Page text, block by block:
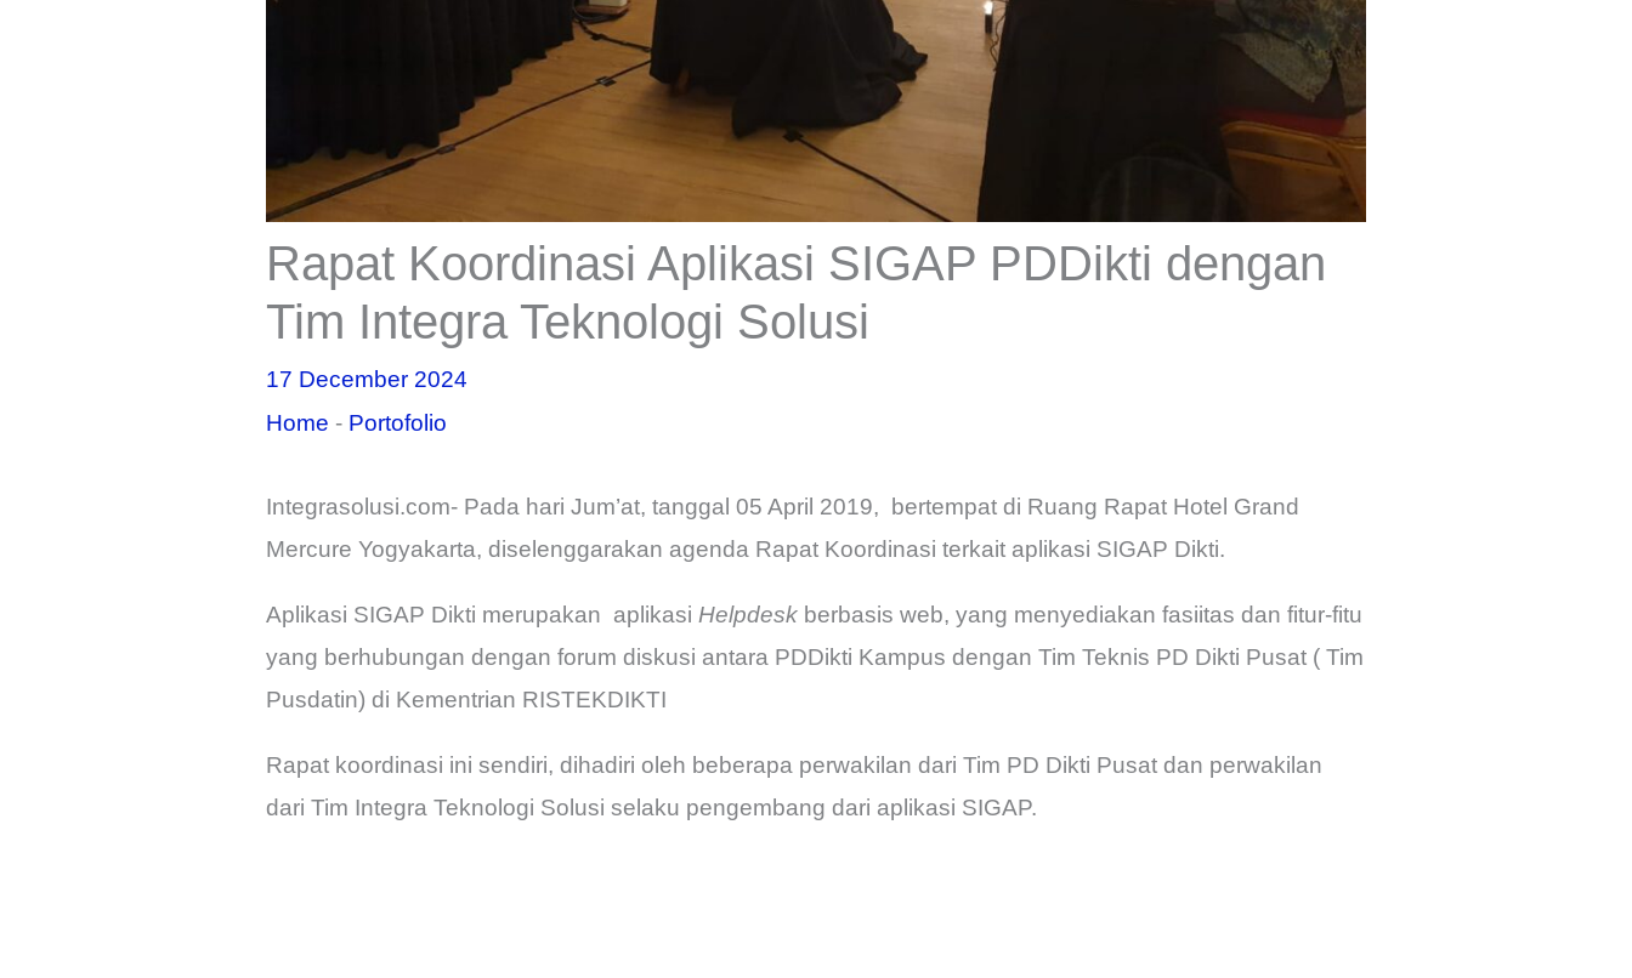
Rapat Koordinasi Aplikasi SIGAP PDDikti dengan
Tim Integra Teknologi Solusi
17 December 2024
Home - Portofolio
Integrasolusi.com- Pada hari Jum’at, tanggal 05 April 2019, bertempat di Ruang Rapat Hotel Grand
Mercure Yogyakarta, diselenggarakan agenda Rapat Koordinasi terkait aplikasi SIGAP Dikti.
Aplikasi SIGAP Dikti merupakan aplikasi Helpdesk berbasis web, yang menyediakan fasiitas dan fitur-fitu
yang berhubungan dengan forum diskusi antara PDDikti Kampus dengan Tim Teknis PD Dikti Pusat ( Tim
Pusdatin) di Kementrian RISTEKDIKTI
Rapat koordinasi ini sendiri, dihadiri oleh beberapa perwakilan dari Tim PD Dikti Pusat dan perwakilan
dari Tim Integra Teknologi Solusi selaku pengembang dari aplikasi SIGAP.